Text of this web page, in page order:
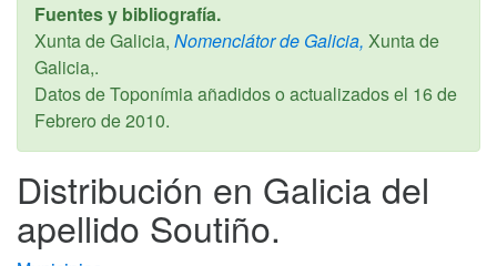
Fuentes y bibliografía.
Xunta de Galicia, Nomenclátor de Galicia, Xunta de
Galicia,.
Datos de Toponímia añadidos o actualizados el 16 de
Febrero de 2010.
Distribución en Galicia del
apellido Soutiño.